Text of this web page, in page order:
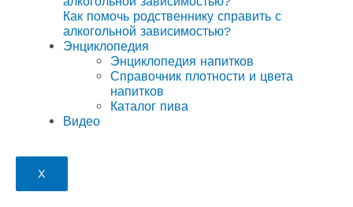
Как помочь родственнику справить с
алкогольной зависимостью?
Энциклопедия
Энциклопедия напитков
Справочник плотности и цвета
напитков
Каталог пива
Видео
X